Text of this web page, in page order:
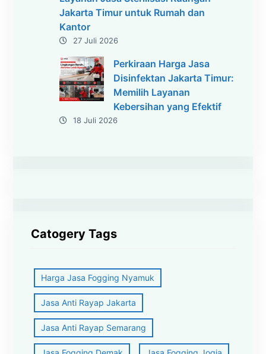
Jakarta Timur untuk Rumah dan
Kantor
27 Juli 2026
Perkiraan Harga Jasa
Disinfektan Jakarta Timur:
Memilih Layanan
Kebersihan yang Efektif
18 Juli 2026
Catogery Tags
Harga Jasa Fogging Nyamuk
Jasa Anti Rayap Jakarta
Jasa Anti Rayap Semarang